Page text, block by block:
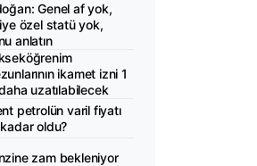
Genel af yok,
özel statü yok,
anlatın
ikamet izni 1
uzatılabilecek
petrolün varil fiyatı
oldu?
zam bekleniyor